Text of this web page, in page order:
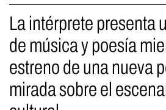
La intérprete presenta
de música y poesía
estreno de una nueva
mirada sobre el